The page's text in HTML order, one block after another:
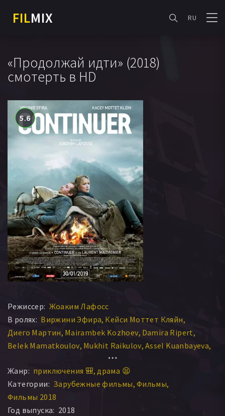
FILMIX RU
«Продолжай идти» (2018)
смотерть в HD
5.6
Режиссер: Жоаким Лафосс
В ролях: Виржини Эфира Кейси Моттет Кляйн
Диего Мартин Mairambek Kozhoev Damira Ripert
Belek Mamatkoulov Mukhit Raikulov Assel Kuanbayeva
Жанр: приключения 🎒 драма 😫
Категории: Зарубежные фильмы Фильмы
Фильмы 2018
Год выпуска: 2018